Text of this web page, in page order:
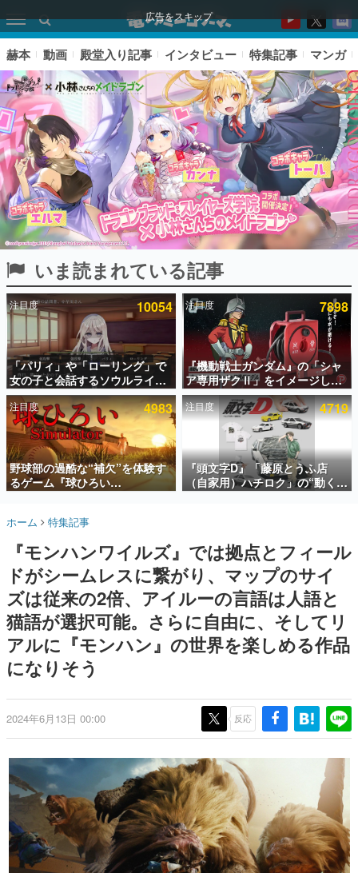
広告をスキップ
ピックアップ
電ファミのいま読まれている記事ランキング
アプリセール情報
インタビュー
連載・特集一覧
殿堂入り記事
SNS拡散数が数千以上！ ページビュー数万以上！ などな
ど。多くの人々に読まれた、電ファミ渾身の“殿堂入り”記
事をまとめました。
名作ゲームクリエイターの方々に製作時のエピソードをお
きます。
赫本
この物語を解いてはいけない。『赫本』は、〈試験問題〉
の形をした短編ホラー小説集です。
新世代に訊く
これからのデジタルゲーム市場を担う若きクリエイター達
の姿を追い、彼らのルーツと情熱を探っていきます。
ゲーム世代の作家たち
ゲームに多大な影響を受けた作家さんに取材し、ゲームが
日本のコンテンツ産業やカルチャーに与えた影響を探る企
画です。
日本モバイルゲーム産業史
日本のモバイルゲーム史における主要なトピック・タイト
ルを網羅するほか、開発者へのインタビューや識者による
解説を掲載。約20年の歴史が一望できる決定版！
若ゲのいたり〜ゲームクリエイターの青春〜
『うつヌケ』『ペンと箸』等で知られるマンガ家・田中圭
一先生によるゲーム業界レポートマンガです。
赫本 動画 殿堂入り記事 インタビュー 特集記事 マンガ
いま読まれている記事
注目度 10054
「パリィ」や「ローリング」で
女の子と会話するソウルライク
恋愛ゲーム『小早川さんはソウ
ルライク』無料公開。返事に失
敗すると「YOU DIED」
注目度 7898
『機動戦士ガンダム』の「シャ
ア専用ザクⅡ」をイメージした
散水ホースリールが予約開始。
本体にはシャアのパーソナルマ
ークやジオン公国軍のエンブレ
ム、型式番号などを配置
注目度 4983
野球部の過酷な“補欠”を体験す
るゲーム『球ひろい
Simulator』が「1件」のウィッ
対応しSNSで話題に。『キング
プロ野球選手から称賛の声
注目度 4719
『頭文字D』「藤原とうふ店
（自家用）ハチロク」の“動くテ
ィッシュケース”が買えるポップ
モール高崎」にて、8月11日か
ら8月20日までの期間限定で開
催予定
ホーム 特集記事
『モンハンワイルズ』では拠点とフィール
ドがシームレスに繋がり、マップのサイ
ズは従来の2倍、アイルーの言語は人語と
猫語が選択可能。さらに自由に、そしてリ
アルに『モンハン』の世界を楽しめる作品
になりそう
2024年6月13日 00:00 反応